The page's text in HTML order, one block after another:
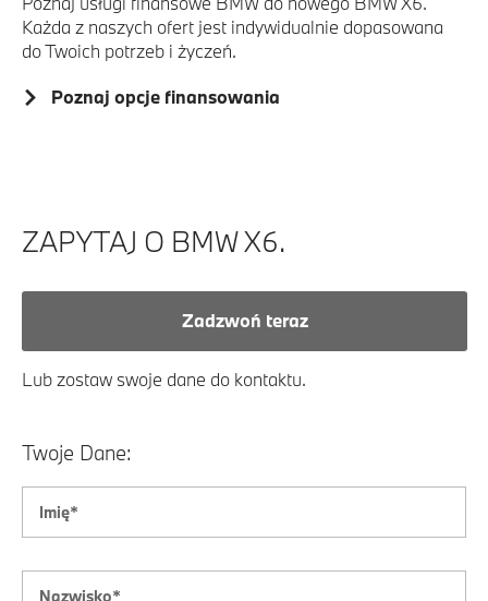
Każda z naszych ofert jest indywidualnie dopasowana
do Twoich potrzeb i życzeń.
Poznaj opcje finansowania
ZAPYTAJ O BMW X6.
Zadzwoń teraz
Lub zostaw swoje dane do kontaktu.
Twoje Dane: